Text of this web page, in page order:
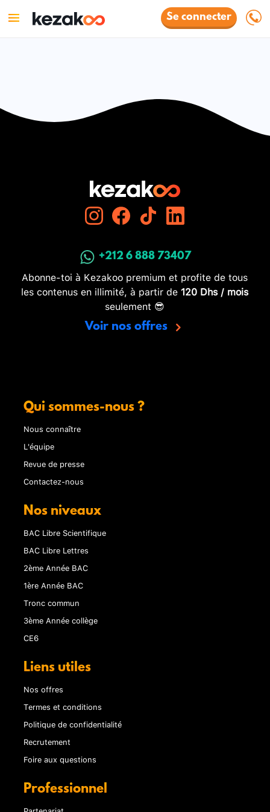
Se connecter
+212 6 888 73407
Abonne-toi à Kezakoo premium et profite de tous
les contenus en illimité, à partir de 120 Dhs / mois
seulement 😎
Voir nos offres
Qui sommes-nous ?
Nous connaître
L'équipe
Revue de presse
Contactez-nous
Nos niveaux
BAC Libre Scientifique
BAC Libre Lettres
2ème Année BAC
1ère Année BAC
Tronc commun
3ème Année collège
CE6
Liens utiles
Nos offres
Termes et conditions
Politique de confidentialité
Recrutement
Foire aux questions
Professionnel